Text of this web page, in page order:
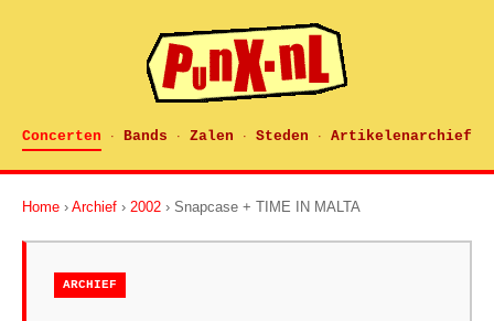
Concerten · Bands · Zalen · Steden · Artikelenarchief
Home › Archief › 2002 › Snapcase + TIME IN MALTA
ARCHIEF